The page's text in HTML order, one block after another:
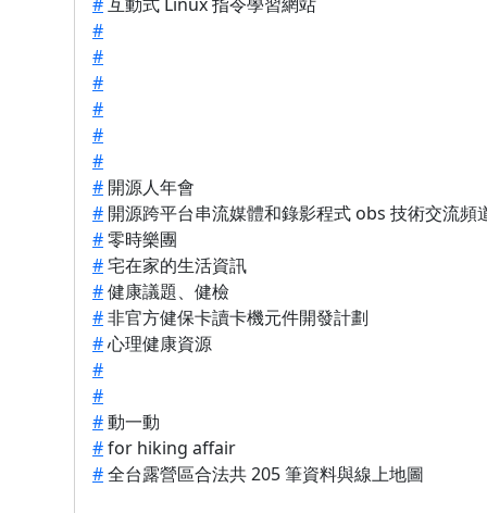
#
#
#
#
#
#
# 開源人年會
# 開源跨平台串流媒體和錄影程式 obs 技術交流頻
#零時樂團
#宅在家的生活資訊
#健康議題、健檢
#非官方健保卡讀卡機元件開發計劃
#心理健康資源
#
#
#動一動
#for hiking affair
#全台露營區合法共 205 筆資料與線上地圖